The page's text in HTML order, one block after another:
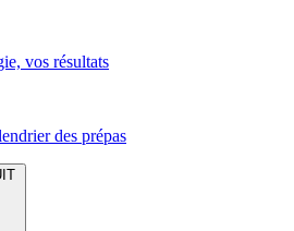
vos résultats
des prépas